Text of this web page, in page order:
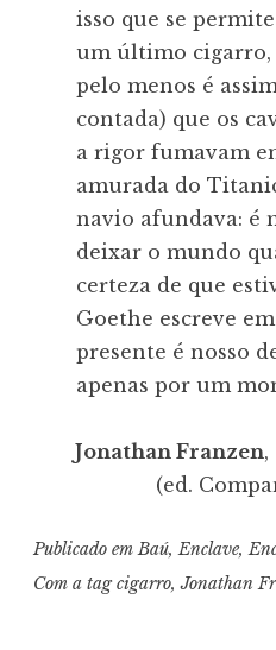
isso que se
um último cigarro,
pelo menos é
contada) que os
a rigor fumavam
amurada do
navio afundava: é
deixar o mundo
certeza de que
Goethe escreve
presente é nosso
apenas por um
Jonathan Franzen,
(ed.
Publicado emBaú,Enclave,
Com a tagcigarro,Jonathan